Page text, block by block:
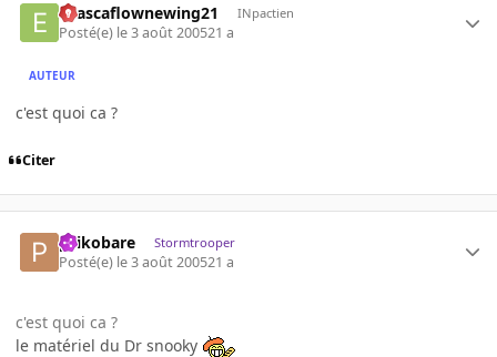
evascaflownewing21 INpactien
Posté(e) le 3 août 200521 a
AUTEUR
c'est quoi ca ?
Citer
psikobare Stormtrooper
Posté(e) le 3 août 200521 a
c'est quoi ca ?
le matériel du Dr snooky